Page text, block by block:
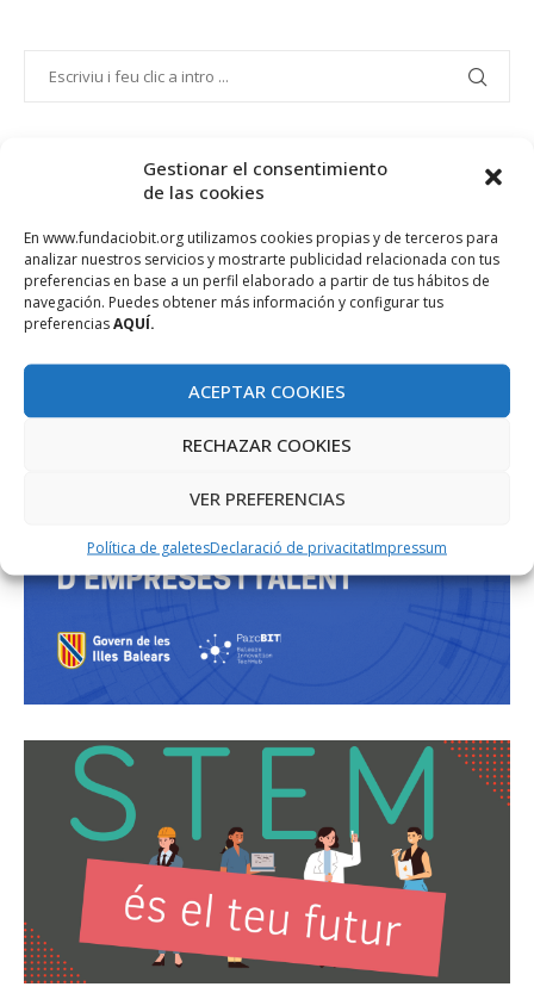
Gestionar el consentimiento
de las cookies
En www.fundaciobit.org utilizamos cookies propias y de terceros para
analizar nuestros servicios y mostrarte publicidad relacionada con tus
preferencias en base a un perfil elaborado a partir de tus hábitos de
navegación. Puedes obtener más información y configurar tus
preferenciasAQUÍ.
ACEPTAR COOKIES
RECHAZAR COOKIES
VER PREFERENCIAS
Política de galetesDeclaració de privacitatImpressum
PROJECTE COFINANÇAT PEL FONS SOCIAL EUROPEU